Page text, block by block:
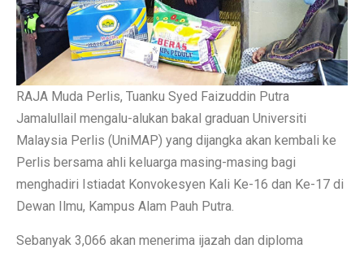
RAJA Muda Perlis, Tuanku Syed Faizuddin Putra
Jamalullail mengalu-alukan bakal graduan Universiti
Malaysia Perlis (UniMAP) yang dijangka akan kembali ke
Perlis bersama ahli keluarga masing-masing bagi
menghadiri Istiadat Konvokesyen Kali Ke-16 dan Ke-17 di
Dewan Ilmu, Kampus Alam Pauh Putra.
Sebanyak 3,066 akan menerima ijazah dan diploma